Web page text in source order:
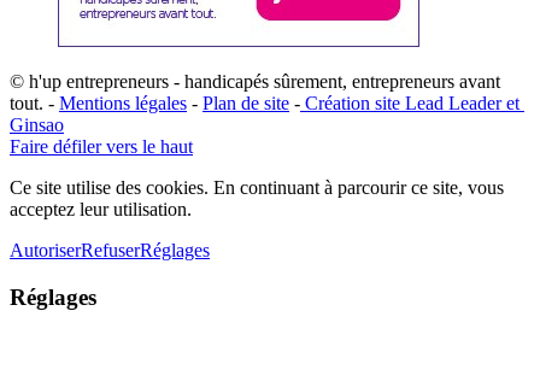
© h'up entrepreneurs - handicapés sûrement, entrepreneurs avant
tout. - Mentions légales - Plan de site - ​Création site ​​Lead Leader​ et ​
G​insao
Faire défiler vers le haut
Ce site utilise des cookies. En continuant à parcourir ce site, vous
acceptez leur utilisation.
AutoriserRefuserRéglages
Réglages